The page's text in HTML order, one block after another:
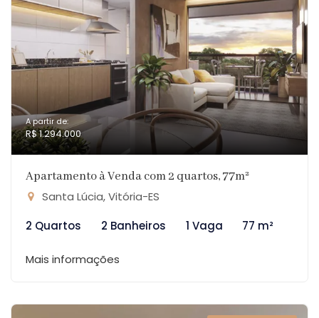
A partir de:
R$ 1.294.000
Apartamento à Venda com 2 quartos, 77m²
Santa Lúcia, Vitória-ES
2 Quartos
2 Banheiros 1 Vaga 77 m²
Mais informações